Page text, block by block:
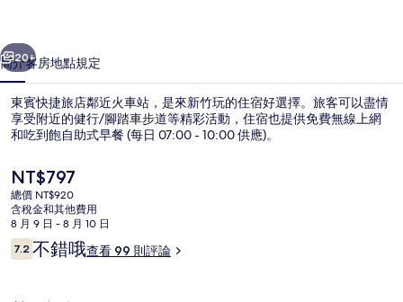
相
片
集
個 下一個
20+
簡介客房地點規定
東賓快捷旅店鄰近火車站，是來新竹玩的住宿好選擇。旅客可以盡情
享受附近的健行/腳踏車步道等精彩活動，住宿也提供免費無線上網
和吃到飽自助式早餐 (每日 07:00 - 10:00 供應)。
目
前
的
價
格
是
NT$797
總價 NT$920
含稅金和其他費用
8 月 9 日 - 8 月 10 日
評
論
7.27.2 分，滿分 10 分，
不錯哦查看 99 則評論